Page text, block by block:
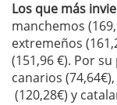
Los que más
manchemos
extremeños
(151,96 €). Por
canarios
(120,28€) y